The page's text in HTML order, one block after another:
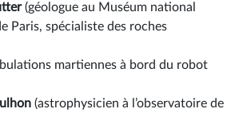
(géologue au Muséum national
Paris, spécialiste des roches
martiennes à bord du robot
(astrophysicien à l’observatoire de